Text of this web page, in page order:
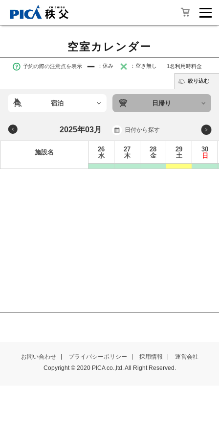
空室カレンダー
宿泊 日帰り
予約の際の注意点を表示 ：休み ：空き無し 1名利用時料金
絞り込む
2025年03月 日付から探す
施設名
26
水
27
木
28
金
29
土
30
日
お問い合わせ プライバシーポリシー 採用情報 運営会社
Copyright © 2020 PICA co.,ltd. All Right Reserved.